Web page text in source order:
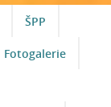
ŠPP
Fotogalerie